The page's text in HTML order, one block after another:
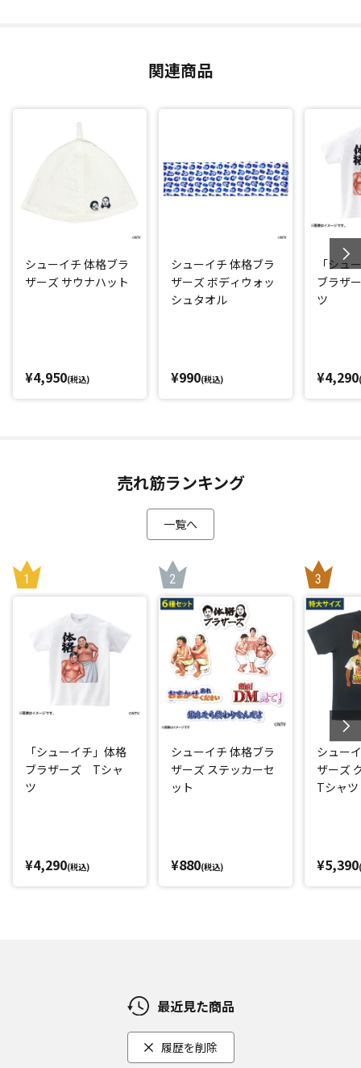
関連商品
シューイチ 体格ブラ
ザーズ サウナハット
¥4,950(税込)
シューイチ 体格ブラ
ザーズ ボディウォッ
シュタオル
¥990(税込)
「シュ
ブラザ
ツ
¥4,290
売れ筋ランキング
一覧へ
「シューイチ」体格
ブラザーズ Tシャ
ツ
¥4,290(税込)
シューイチ 体格ブラ
ザーズ ステッカーセ
ット
¥880(税込)
シュー
ザーズ
Tシャ
¥5,390
最近見た商品
履歴を削除